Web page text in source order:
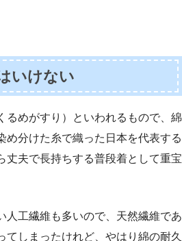
いけない
るめがすり）といわれるもので、綿
め分けた糸で織った日本を代表する
丈夫で長持ちする普段着として重宝
人工繊維も多いので、天然繊維であ
てしまったけれど、やはり綿の耐久